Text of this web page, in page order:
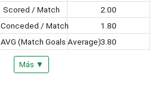
Scored / Match
2.00
Conceded / Match
1.80
AVG (Match Goals Average)3.80
Más ▼